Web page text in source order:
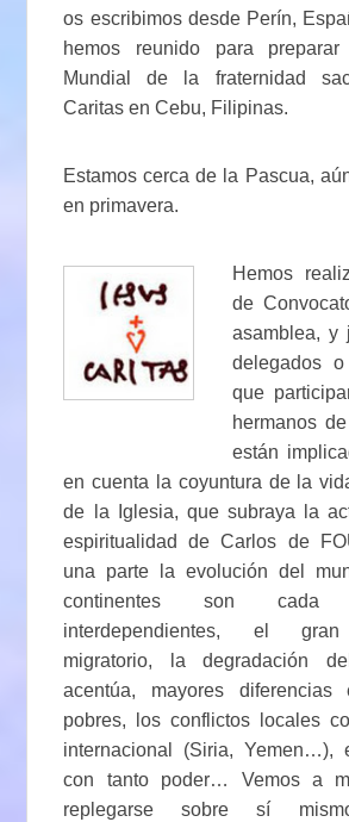
os escribimos desde Perín,
hemos reunido para
Mundial de la fraternidad
Caritas en Cebu, Filipinas.
Estamos cerca de la Pascua,
en primavera.
Hemos
de
asamblea, y
delegados
que
hermanos
están
en cuenta la coyuntura de la
de la Iglesia, que subraya la
espiritualidad de Carlos de
una parte la evolución del
continentes son
interdependientes, el gran
migratorio, la degradación
acentúa, mayores
pobres, los conflictos locales
internacional (Siria, Yemen…),
con tanto poder… Vemos a
replegarse sobre sí